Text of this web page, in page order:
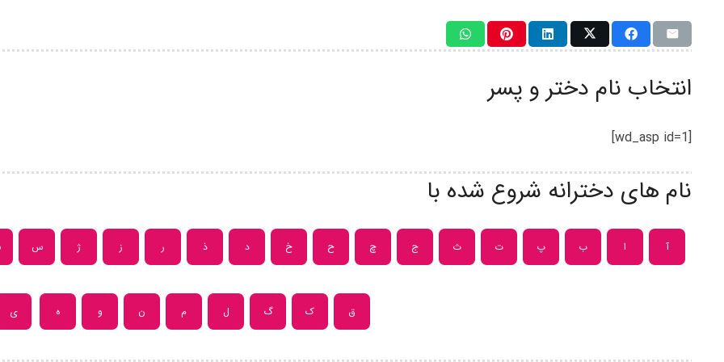
انتخاب نام دختر و پسر
[wd_asp id=1]
نام های دخترانه شروع شده با
آ ا ب پ ت ث ج چ ح خ د ذ ر ز ژ س
ق ک گ ل م ن و ه ی